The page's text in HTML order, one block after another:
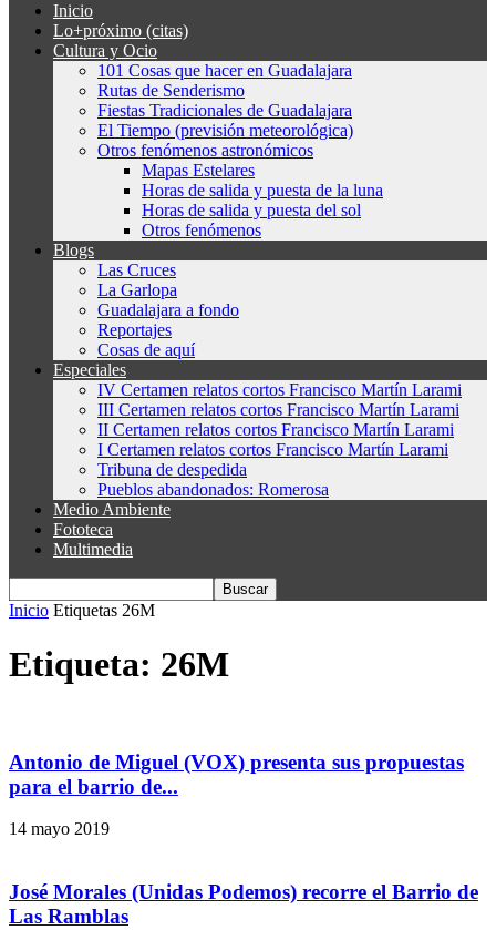
Inicio
Lo+próximo (citas)
Cultura y Ocio
101 Cosas que hacer en Guadalajara
Rutas de Senderismo
Fiestas Tradicionales de Guadalajara
El Tiempo (previsión meteorológica)
Otros fenómenos astronómicos
Mapas Estelares
Horas de salida y puesta de la luna
Horas de salida y puesta del sol
Otros fenómenos
Blogs
Las Cruces
La Garlopa
Guadalajara a fondo
Reportajes
Cosas de aquí
Especiales
IV Certamen relatos cortos Francisco Martín Larami
III Certamen relatos cortos Francisco Martín Larami
II Certamen relatos cortos Francisco Martín Larami
I Certamen relatos cortos Francisco Martín Larami
Tribuna de despedida
Pueblos abandonados: Romerosa
Medio Ambiente
Fototeca
Multimedia
Inicio Etiquetas 26M
Etiqueta: 26M
Antonio de Miguel (VOX) presenta sus propuestas
para el barrio de...
14 mayo 2019
José Morales (Unidas Podemos) recorre el Barrio de
Las Ramblas